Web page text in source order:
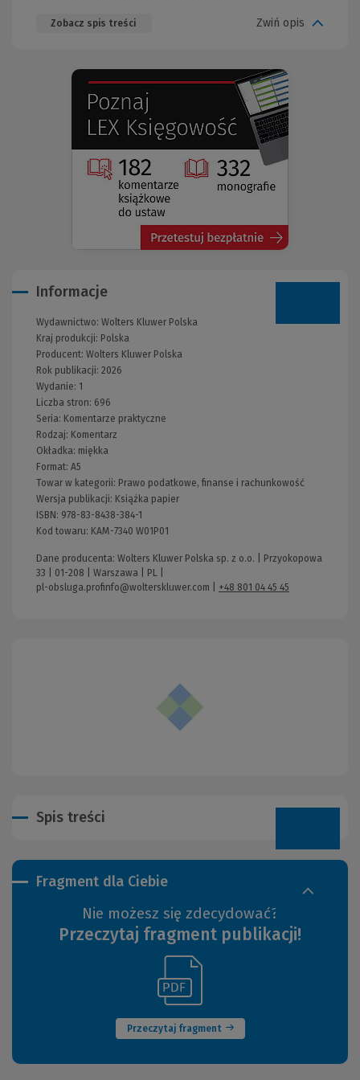
Zobacz spis treści Zwiń opis
Fragment dla Ciebie
Nie możesz się zdecydować?
Przeczytaj fragment publikacji!
Przeczytaj fragment
(Nowe
okno)
innej
Informacje
Wydawnictwo: Wolters Kluwer Polska
Kraj produkcji: Polska
Producent: Wolters Kluwer Polska
Rok publikacji: 2026
Wydanie: 1
Liczba stron: 696
Seria: Komentarze praktyczne
Rodzaj: Komentarz
Okładka: miękka
Format: A5
Towar w kategorii: Prawo podatkowe, finanse i rachunkowość
Wersja publikacji: Książka papier
ISBN: 978-83-8438-384-1
Kod towaru: KAM-7340 W01P01
Dane producenta: Wolters Kluwer Polska sp. z o.o. | Przyokopowa
33 | 01-208 | Warszawa | PL |
pl-obsluga.profinfo@wolterskluwer.com
+48 801 04 45 45
Spis treści